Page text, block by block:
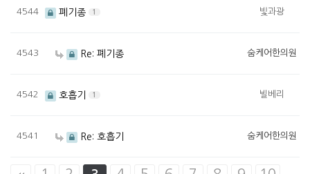
4544 폐기종 1 빛과광
4543 Re: 폐기종 숨케어한의원
4542 호흡기 1 빌베리
4541 Re: 호흡기 숨케어한의원